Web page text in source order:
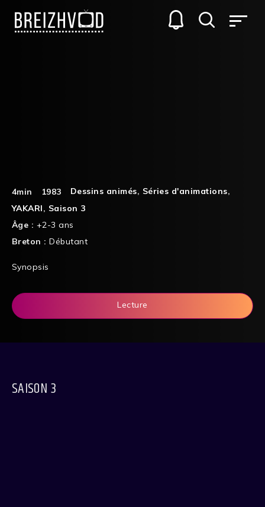
4min 1983 Dessins animés, Séries d'animations,
YAKARI, Saison 3
Âge : +2-3 ans
Breton :Débutant
Synopsis
Lecture
SAISON 3